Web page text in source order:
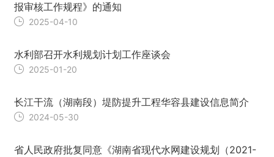
报审核工作规程》的通知
2025-04-10
水利部召开水利规划计划工作座谈会
2025-01-20
长江干流（湖南段）堤防提升工程华容县建设信息简介
2024-05-30
省人民政府批复同意《湖南省现代水网建设规划（2021-